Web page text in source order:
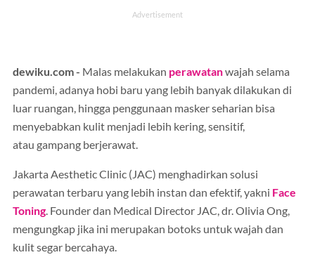
dewiku.com - Malas melakukan perawatanwajah selama
pandemi, adanya hobi baru yang lebih banyak dilakukan di
luar ruangan, hingga penggunaan masker seharian bisa
menyebabkan kulit menjadi lebih kering, sensitif,
atau gampang berjerawat.
Jakarta Aesthetic Clinic (JAC) menghadirkan solusi
perawatan terbaru yang lebih instan dan efektif, yakni Face
Toning . Founder dan Medical Director JAC, dr. Olivia Ong,
mengungkap jika ini merupakan botoks untuk wajah dan
kulit segar bercahaya.